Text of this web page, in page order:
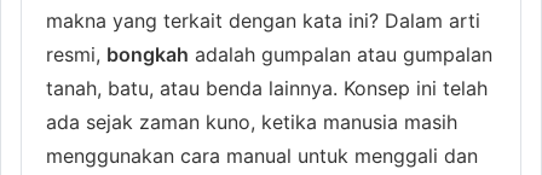
makna yang terkait dengan kata ini? Dalam arti
resmi, bongkah adalah gumpalan atau gumpalan
tanah, batu, atau benda lainnya. Konsep ini telah
ada sejak zaman kuno, ketika manusia masih
menggunakan cara manual untuk menggali dan